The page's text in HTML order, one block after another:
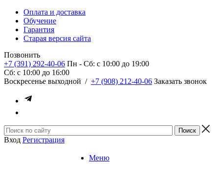
Оплата и доставка
Обучение
Гарантия
Старая версия сайта
Позвонить
+7 (391) 292-40-06 Пн - Сб: c 10:00 до 19:00
Сб: c 10:00 до 16:00
​Воскресенье выходной / +7 (908) 212-40-06 Заказать звонок
Вход Регистрация
Меню